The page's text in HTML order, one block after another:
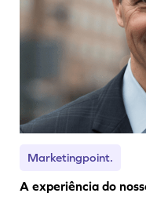
Marketingpoint.
A experiência do